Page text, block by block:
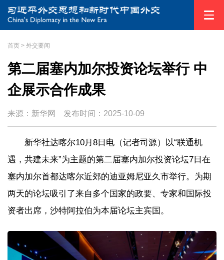
首页 > 外交要闻
第二届塞内加尔投资论坛举行 中
企展示合作成果
来源：新华网 发布时间： 2025-10-09
新华社达喀尔10月8日电（记者司源）以“联通机
遇，共建未来”为主题的第二届塞内加尔投资论坛7日在
塞内加尔首都达喀尔近郊的迪亚姆尼亚久市举行。为期
两天的论坛吸引了来自多个国家的政要、专家和国际投
资者出席，沙特阿拉伯为本届论坛主宾国。